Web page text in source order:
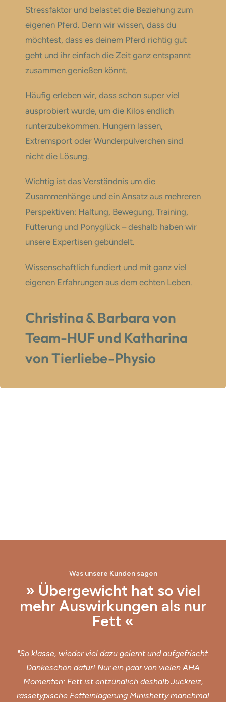
Stressfaktor und belastet die Beziehung zum
eigenen Pferd. Denn wir wissen, dass du
möchtest, dass es deinem Pferd richtig gut
geht und ihr einfach die Zeit ganz entspannt
zusammen genießen könnt.
Häufig erleben wir, dass schon super viel
ausprobiert wurde, um die Kilos endlich
runterzubekommen. Hungern lassen,
Extremsport oder Wunderpülverchen sind
nicht die Lösung.
Wichtig ist das Verständnis um die
Zusammenhänge und ein Ansatz aus mehreren
Perspektiven: Haltung, Bewegung, Training,
Fütterung und Ponyglück – deshalb haben wir
unsere Expertisen gebündelt.
Wissenschaftlich fundiert und mit ganz viel
eigenen Erfahrungen aus dem echten Leben.
Christina & Barbara von
Team-HUF und Katharina
von Tierliebe-Physio
Was unsere Kunden sagen
» Übergewicht hat so viel
mehr Auswirkungen als nur
Fett «
"So klasse, wieder viel dazu gelernt und aufgefrischt.
Dankeschön dafür! Nur ein paar von vielen AHA
Momenten: Fett ist entzündlich deshalb Juckreiz,
rassetypische Fetteinlagerung Minishetty manchmal